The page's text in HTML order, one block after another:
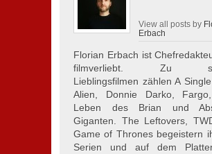
View all posts by
Erbach
Florian Erbach ist
filmverliebt. Zu
Lieblingsfilmen zählen A Single
Alien, Donnie Darko,
Leben des Brian und
Giganten. The Leftovers,
Game of Thrones begeistern
Serien und auf dem